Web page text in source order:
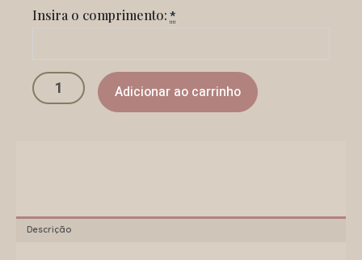
Insira o comprimento: *
Adicionar ao carrinho
Descrição